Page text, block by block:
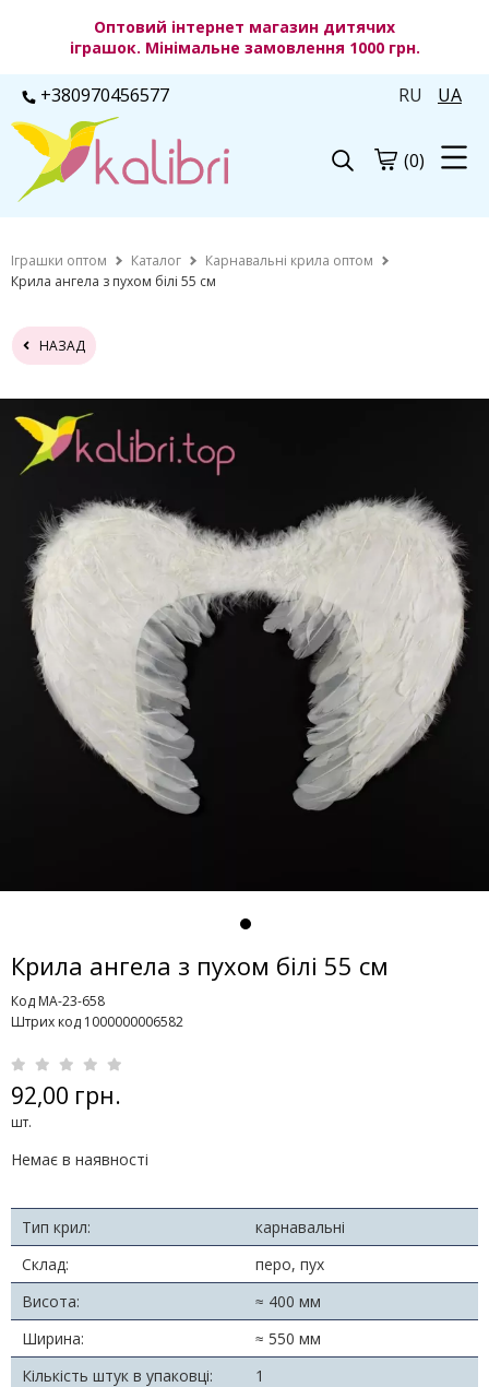
Оптовий інтернет магазин дитячих
іграшок. Мінімальне замовлення 1000 грн.
+380970456577 RU UA
(0)
Іграшки оптом Каталог
Карнавальні крила оптом
Крила ангела з пухом білі 55 см
НАЗАД
Крила ангела з пухом білі 55 см
Код MA-23-658
Штрих код 1000000006582
92,00 грн.
шт.
Немає в наявності
Тип крил:
карнавальні
Склад:
перо, пух
Висота:
≈ 400 мм
Ширина:
≈ 550 мм
Кількість штук в упаковці:
1